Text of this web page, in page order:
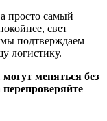
просто самый
свет
мы подтверждаем
логистику.
меняться без